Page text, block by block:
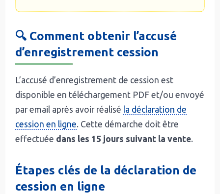
🔍 Comment obtenir l’accusé
d’enregistrement cession
L’accusé d’enregistrement de cession est
disponible en téléchargement PDF et/ou envoyé
par email après avoir réalisé la déclaration de
cession en ligne. Cette démarche doit être
effectuée dans les 15 jours suivant la vente.
Étapes clés de la déclaration de
cession en ligne